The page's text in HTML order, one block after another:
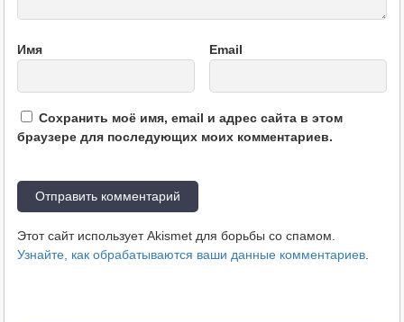
Имя Email
Сохранить моё имя, email и адрес сайта в этом
браузере для последующих моих комментариев.
Этот сайт использует Akismet для борьбы со спамом.
Узнайте, как обрабатываются ваши данные комментариев.